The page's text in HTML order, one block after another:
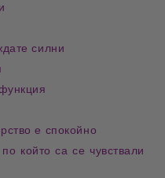
силни
е спокойно
който са се чувствали